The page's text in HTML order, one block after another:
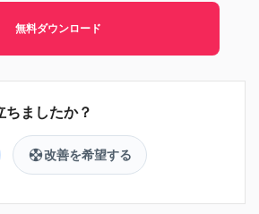
無料ダウンロード
改善を希望する